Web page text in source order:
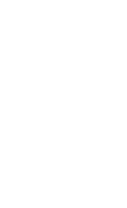
eine E-Mail
oder per E-Mail
zeiler.de